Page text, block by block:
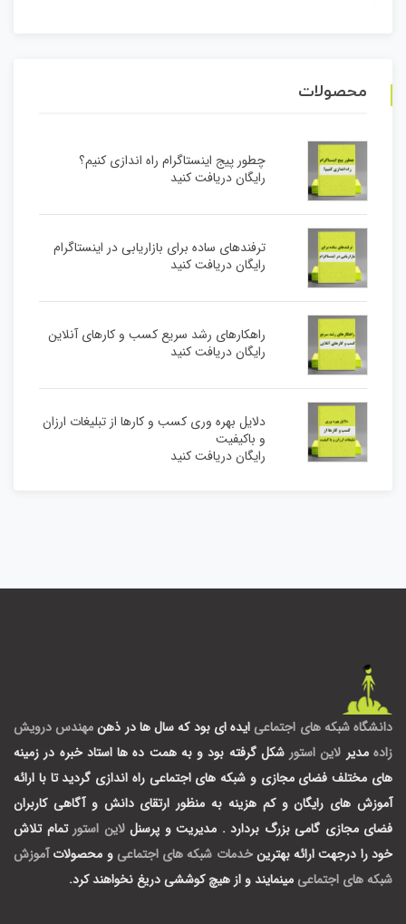
محصولات
چطور پیج اینستاگرام راه اندازی کنیم؟
رایگان دریافت کنید
ترفندهای ساده برای بازاریابی در اینستاگرام
رایگان دریافت کنید
راهکارهای رشد سریع کسب و کارهای آنلاین
رایگان دریافت کنید
دلایل بهره وری کسب و کارها از تبلیغات ارزان
و باکیفیت
رایگان دریافت کنید
دانشگاه شبکه های اجتماعی ایده ای بود که سال ها در ذهنمهندس درویش
زاده مدیر لاین استور شکل گرفته بود و به همت ده ها استاد خبره در زمینه
های مختلف فضای مجازی و شبکه های اجتماعی راه اندازی گردید تا با ارائه
آموزش های رایگان و کم هزینه به منظور ارتقای دانش و آگاهی کاربران
فضای مجازی گامی بزرگ بردارد . مدیریت و پرسنللاین استور تمام تلاش
خود را درجهت ارائه بهترینخدمات شبکه های اجتماعی و محصولات آموزش
شبکه های اجتماعی مینمایند و از هیچ کوششی دریغ نخواهند کرد.